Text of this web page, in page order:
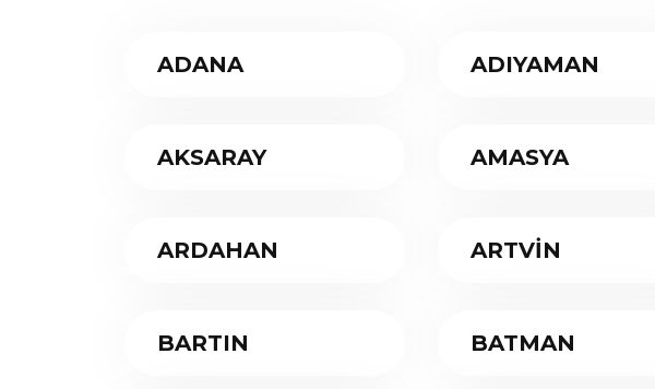
ADANA ADIYAMAN
AKSARAY AMASYA
ARDAHAN ARTVİN
BARTIN BATMAN